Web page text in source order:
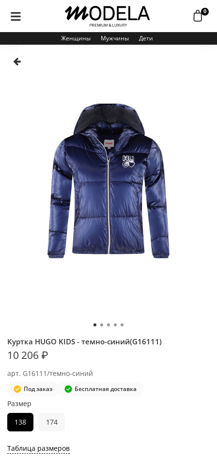
0
Женщины Мужчины Дети
арт. G16111/темно-синий
Куртка HUGO KIDS - темно-синий(G16111)
Под заказ Бесплатная доставка
10 206 ₽
Таблица размеров
Размер
138
174